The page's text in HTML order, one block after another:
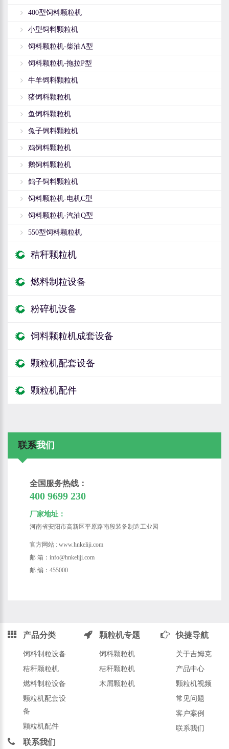
400型饲料颗粒机
小型饲料颗粒机
饲料颗粒机-柴油A型
饲料颗粒机-拖拉P型
牛羊饲料颗粒机
猪饲料颗粒机
鱼饲料颗粒机
兔子饲料颗粒机
鸡饲料颗粒机
鹅饲料颗粒机
鸽子饲料颗粒机
饲料颗粒机-电机C型
饲料颗粒机-汽油Q型
550型饲料颗粒机
秸秆颗粒机
燃料制粒设备
粉碎机设备
饲料颗粒机成套设备
颗粒机配套设备
颗粒机配件
联系我们
全国服务热线：
400 9699 230
厂家地址：
河南省安阳市高新区平原路南段装备制造工业园
官方网站 : www.hnkeliji.com
邮 箱：info@hnkeliji.com
邮 编：455000
产品分类
饲料制粒设备
秸秆颗粒机
燃料制粒设备
颗粒机配套设
备
颗粒机配件
颗粒机专题
饲料颗粒机
秸秆颗粒机
木屑颗粒机
快捷导航
关于吉姆克
产品中心
颗粒机视频
常见问题
客户案例
联系我们
联系我们